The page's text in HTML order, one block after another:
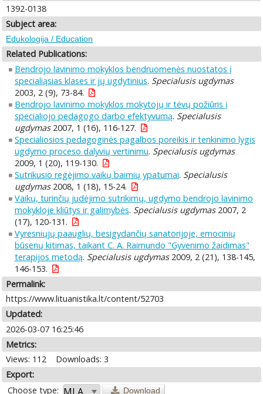
1392-0138
Subject area:
Edukologija / Education
Related Publications:
Bendrojo lavinimo mokyklos bendruomenės nuostatos į
specialiąsias klases ir jų ugdytinius. Specialusis ugdymas
2003, 2 (9), 73-84.
Bendrojo lavinimo mokyklos mokytojų ir tėvų požiūris į
specialiojo pedagogo darbo efektyvumą. Specialusis
ugdymas2007, 1 (16), 116-127.
Specialiosios pedagoginės pagalbos poreikis ir tenkinimo lygis
ugdymo proceso dalyvių vertinimu. Specialusis ugdymas
2009, 1 (20), 119-130.
Sutrikusio regėjimo vaikų baimių ypatumai. Specialusis
ugdymas2008, 1 (18), 15-24.
Vaikų, turinčių judėjimo sutrikimų, ugdymo bendrojo lavinimo
mokykloje kliūtys ir galimybės. Specialusis ugdymas2007, 2
(17), 120-131.
Vyresniųjų paauglių, besigydančių sanatorijoje, emocinių
būsenų kitimas, taikant C. A. Raimundo "Gyvenimo žaidimas"
terapijos metodą. Specialusis ugdymas2009, 2 (21), 138-145,
146-153.
Permalink:
https://www.lituanistika.lt/content/52703
Updated:
2026-03-07 16:25:46
Metrics:
Views: 112
Downloads: 3
Export:
Choose type:
Download